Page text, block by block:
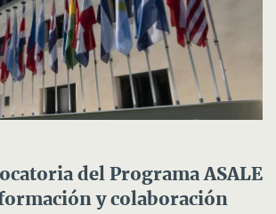
del Programa ASALE
y colaboración